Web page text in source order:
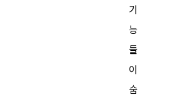
기
능
들
이
숨